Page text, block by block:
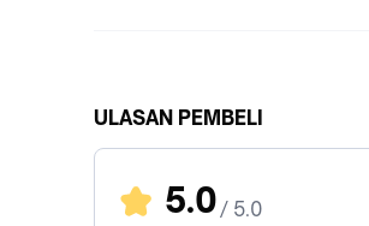
ULASAN PEMBELI
5.0 / 5.0